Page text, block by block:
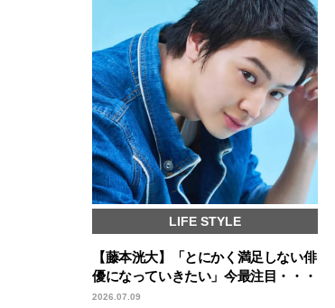
LIFE STYLE
【藤本洸大】「とにかく満足しない俳
優になっていきたい」今最注目・・・
2026.07.09